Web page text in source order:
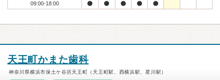
09:00-18:00
天王町かまた歯科
神奈川県横浜市保土ケ谷区天王町（天王町駅、西横浜駅、星川駅）